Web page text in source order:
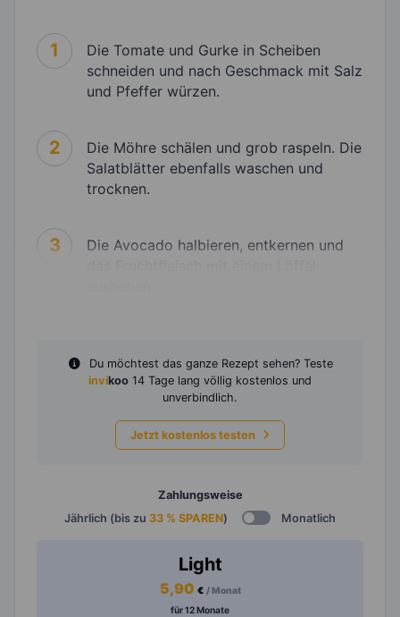
1
Die Tomate und Gurke in Scheiben
schneiden und nach Geschmack mit Salz
und Pfeffer würzen.
2
Die Möhre schälen und grob raspeln. Die
Salatblätter ebenfalls waschen und
trocknen.
3
Die Avocado halbieren, entkernen und
Du möchtest das ganze Rezept sehen? Teste
invikoo 14 Tage lang völlig kostenlos und
unverbindlich.
Jetzt kostenlos testen
Zahlungsweise
Jährlich (bis zu 33 % SPAREN) Monatlich
Light
5,90 € / Monat
für 12 Monate